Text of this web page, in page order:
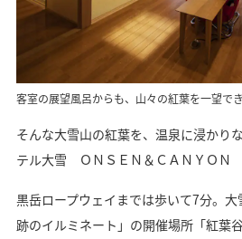
客室の展望風呂からも、山々の紅葉を一望で
そんな大雪山の紅葉を、温泉に浸かり
テル大雪 ＯＮＳＥＮ＆ＣＡＮＹＯＮ
黒岳ロープウェイまでは歩いて7分。
跡のイルミネート」の開催場所「紅葉